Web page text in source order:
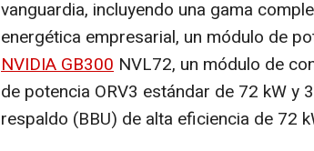
vanguardia, incluyendo una gama
energética empresarial, un módulo de
NVIDIA GB300 NVL72, un módulo de
de potencia ORV3 estándar de 72 kW y
respaldo (BBU) de alta eficiencia de 72